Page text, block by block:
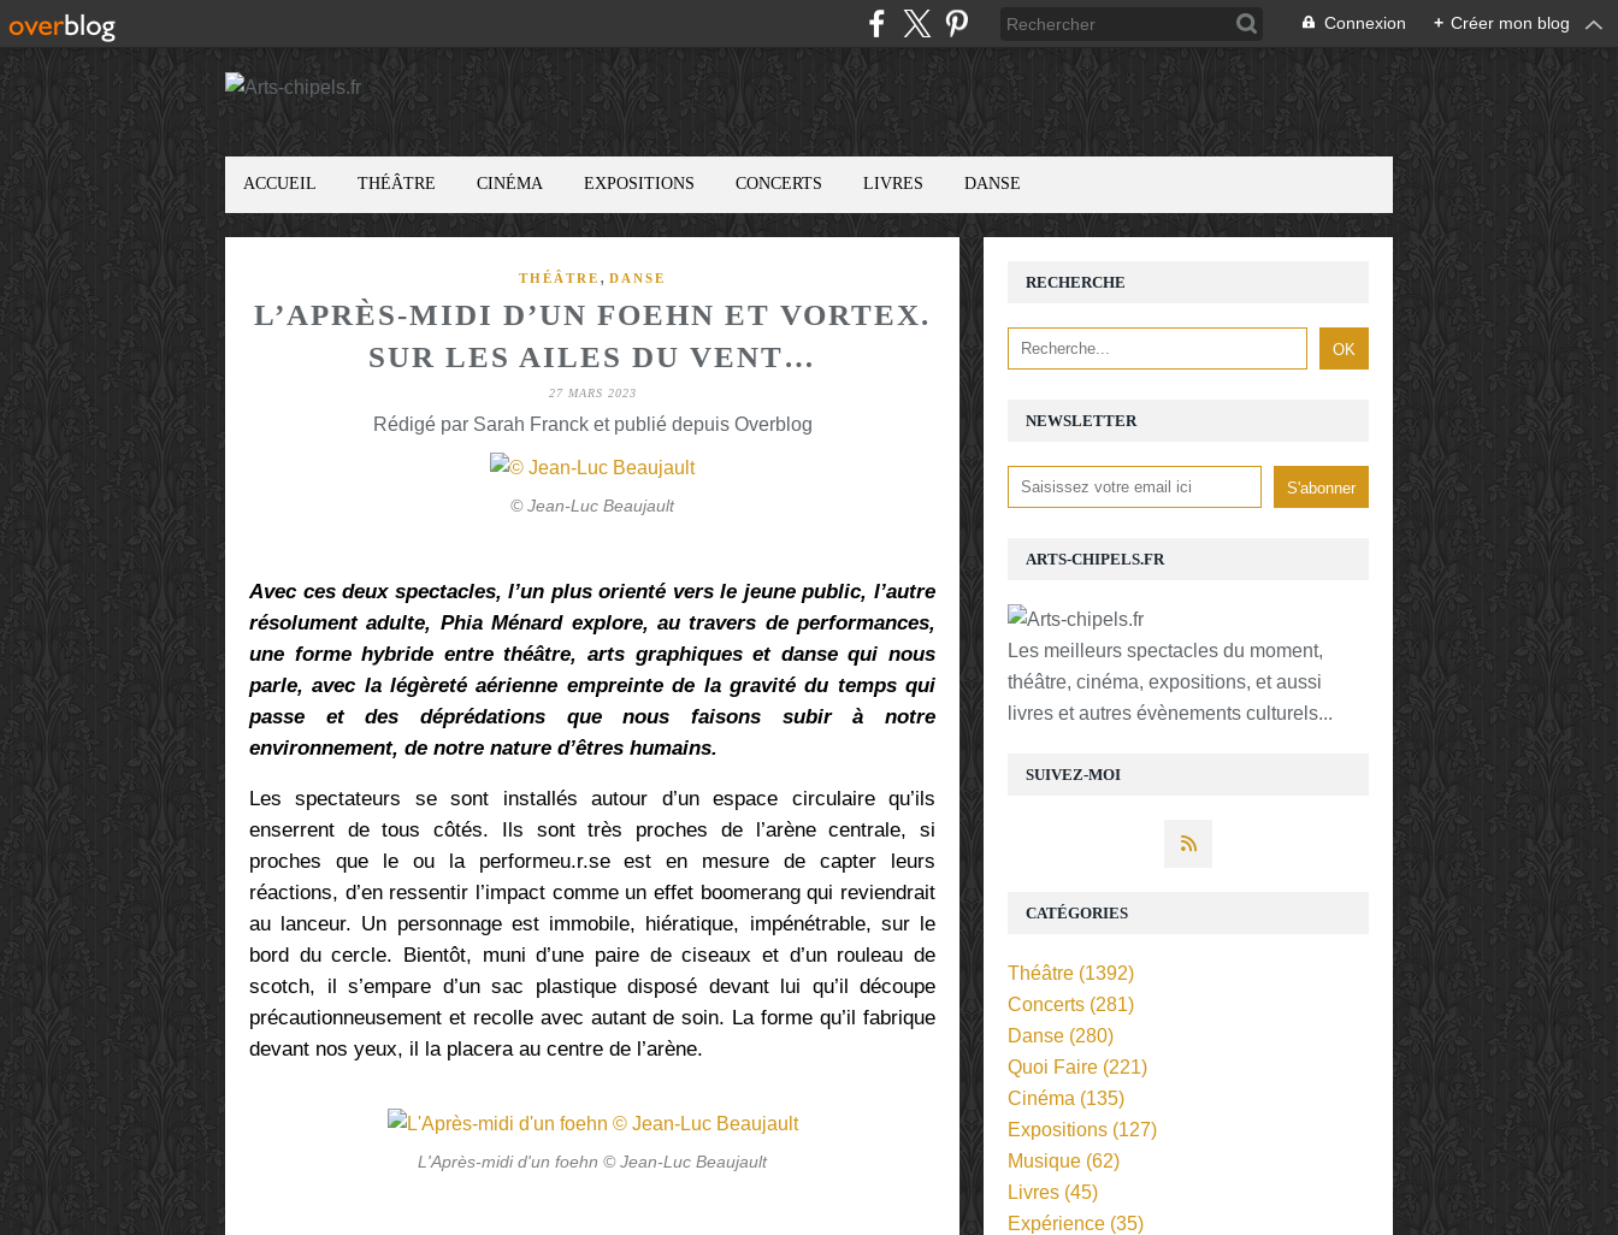
Connexion + Créer mon blog
ACCUEIL THÉÂTRE CINÉMA EXPOSITIONS CONCERTS LIVRES DANSE
THÉÂTRE , DANSE
L’APRÈS-MIDI D’UN FOEHN ET VORTEX.
SUR LES AILES DU VENT…
27 MARS 2023
Rédigé par Sarah Franck et publié depuis Overblog
© Jean-Luc Beaujault
Avec ces deux spectacles, l’un plus orienté vers le jeune public, l’autre
résolument adulte, Phia Ménard explore, au travers de performances,
une forme hybride entre théâtre, arts graphiques et danse qui nous
parle, avec la légèreté aérienne empreinte de la gravité du temps qui
passe et des déprédations que nous faisons subir à notre
environnement, de notre nature d’êtres humains.
Les spectateurs se sont installés autour d’un espace circulaire qu’ils
enserrent de tous côtés. Ils sont très proches de l’arène centrale, si
proches que le ou la performeu.r.se est en mesure de capter leurs
réactions, d’en ressentir l’impact comme un effet boomerang qui reviendrait
au lanceur. Un personnage est immobile, hiératique, impénétrable, sur le
bord du cercle. Bientôt, muni d’une paire de ciseaux et d’un rouleau de
scotch, il s’empare d’un sac plastique disposé devant lui qu’il découpe
précautionneusement et recolle avec autant de soin. La forme qu’il fabrique
devant nos yeux, il la placera au centre de l’arène.
L'Après-midi d'un foehn © Jean-Luc Beaujault
NEWSLETTER
SUIVEZ-MOI
RECHERCHE
ARTS-CHIPELS.FR
Les meilleurs spectacles du moment,
théâtre, cinéma, expositions, et aussi
livres et autres évènements culturels...
CATÉGORIES
Théâtre (1392)
Concerts (281)
Danse (280)
Quoi Faire (221)
Cinéma (135)
Expositions (127)
Musique (62)
Livres (45)
Expérience (35)